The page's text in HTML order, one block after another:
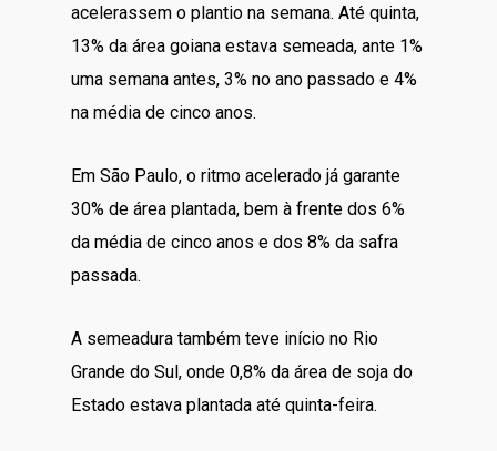
acelerassem o plantio na semana. Até quinta,
13% da área goiana estava semeada, ante 1%
uma semana antes, 3% no ano passado e 4%
na média de cinco anos.
Em São Paulo, o ritmo acelerado já garante
30% de área plantada, bem à frente dos 6%
da média de cinco anos e dos 8% da safra
passada.
A semeadura também teve início no Rio
Grande do Sul, onde 0,8% da área de soja do
Estado estava plantada até quinta-feira.